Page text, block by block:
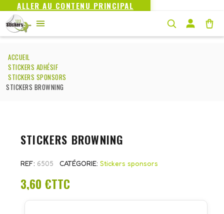
ALLER AU CONTENU PRINCIPAL
ACCUEIL
STICKERS ADHÉSIF
STICKERS SPONSORS
STICKERS BROWNING
STICKERS BROWNING
REF 6505 CATÉGORIE Stickers sponsors
3,60 €TTC